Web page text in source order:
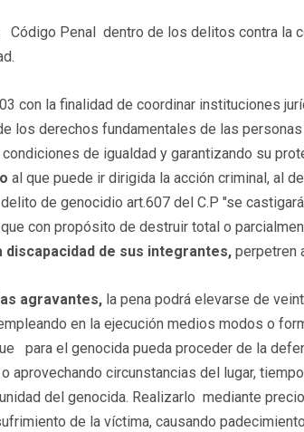
Penal dentro de los delitos contra la
con la finalidad de coordinar instituciones
los derechos fundamentales de las
de igualdad y garantizando su
al que puede ir dirigida la acción criminal, al de
de genocidio art.607 del C.P "se
con propósito de destruir total o
discapacidad de sus integrantes, perpetren
agravantes, la pena podrá elevarse de
en la ejecución medios modos o
para el genocida pueda proceder de la
aprovechando circunstancias del lugar,
del genocida. Realizarlo mediante
de la víctima, causando